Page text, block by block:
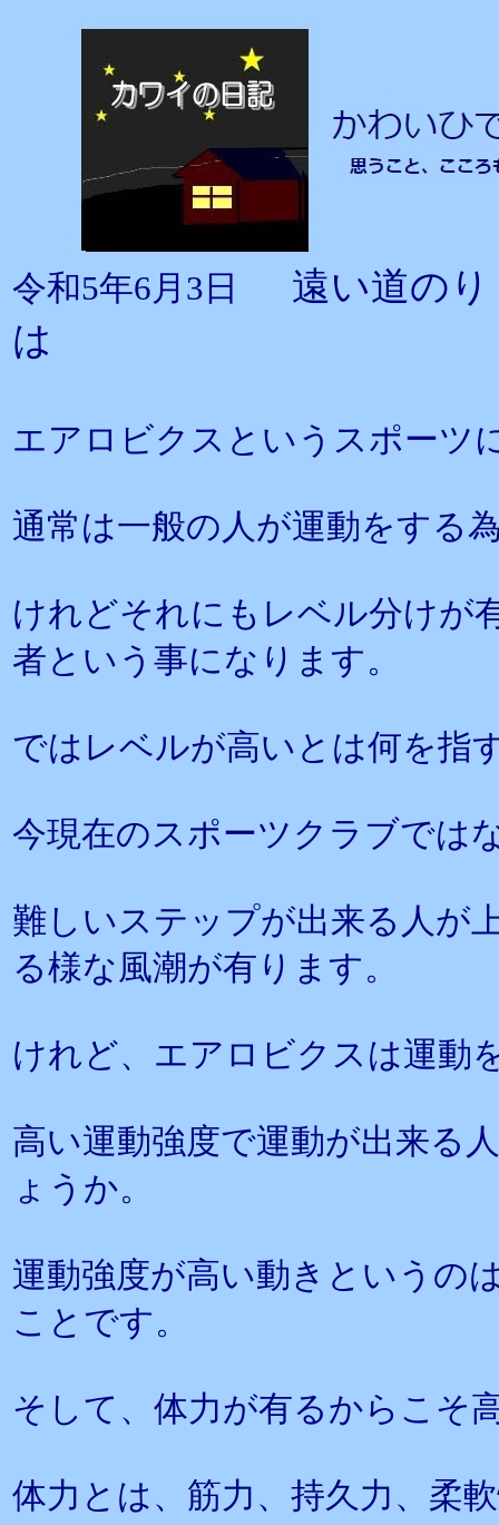
令和5年6月3日
遠い道の
は
エアロビクスというスポーツ
通常は一般の人が運動をする
けれどそれにもレベル分けが
者という事になります。
ではレベルが高いとは何を指
今現在のスポーツクラブでは
難しいステップが出来る人が
る様な風潮が有ります。
けれど、エアロビクスは運動
高い運動強度で運動が出来る
ょうか。
運動強度が高い動きというの
ことです。
そして、体力が有るからこそ
体力とは、筋力、持久力、柔